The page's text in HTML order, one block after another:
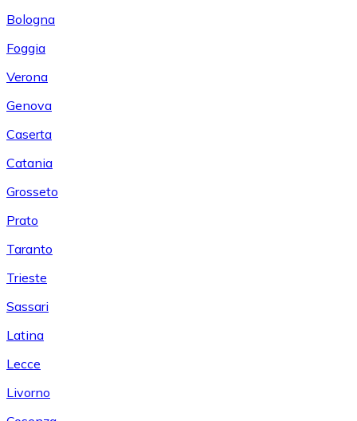
Bologna
Foggia
Verona
Genova
Caserta
Catania
Grosseto
Prato
Taranto
Trieste
Sassari
Latina
Lecce
Livorno